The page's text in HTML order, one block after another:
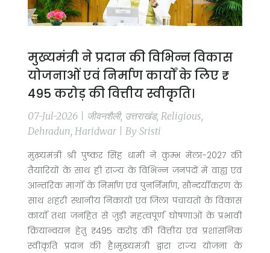
मुख्यमंत्री ने प्रदान की विभिन्न विकास
योजनाओं एवं निर्माण कार्यों के लिए ₹
495 करोड़ की वित्तीय स्वीकृति।
07-Jul-2026 | जीवनशैली, उत्तराखंड, Religious,
Dehradun, Haridwar | By Sristi
मुख्यमंत्री श्री पुष्कर सिंह धामी ने कुम्भ मेला-2027 की
तैयारियों के साथ ही राज्य के विभिन्न जनपदों में वाह्य एवं
आन्तरिक मार्गाे के निर्माण एवं पुनर्निर्माण, सौन्दर्यीकरण के
साथ शहरी स्थानीय निकायों एवं जिला पंचायतों के विकास
कार्याे तथा जनहित से जुड़ी महत्वपूर्ण घोषणाओं के प्रभावी
क्रियान्वयन हेतु ₹ 495 करोड़ की वित्तीय एवं प्रशासनिक
स्वीकृति प्रदान की है।मुख्यमंत्री द्वारा राज्य योजना के